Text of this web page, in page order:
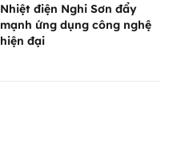
Nhiệt điện Nghi Sơn đẩy
mạnh ứng dụng công nghệ
hiện đại